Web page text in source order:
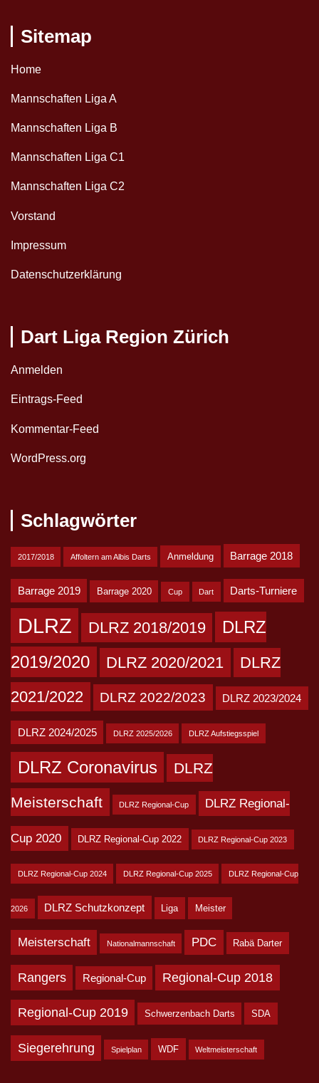
Sitemap
Home
Mannschaften Liga A
Mannschaften Liga B
Mannschaften Liga C1
Mannschaften Liga C2
Vorstand
Impressum
Datenschutzerklärung
Dart Liga Region Zürich
Anmelden
Eintrags-Feed
Kommentar-Feed
WordPress.org
Schlagwörter
2017/2018 Affoltern am Albis Darts Anmeldung Barrage 2018
Barrage 2019 Barrage 2020 Cup Dart Darts-Turniere
DLRZ DLRZ 2018/2019
DLRZ
2019/2020
DLRZ 2020/2021
DLRZ
2021/2022
DLRZ 2022/2023 DLRZ 2023/2024
DLRZ 2024/2025 DLRZ 2025/2026 DLRZ Aufstiegsspiel
DLRZ Coronavirus DLRZ
Meisterschaft DLRZ Regional-Cup DLRZ Regional-
Cup 2020 DLRZ Regional-Cup 2022 DLRZ Regional-Cup 2023
DLRZ Regional-Cup 2024 DLRZ Regional-Cup 2025 DLRZ Regional-Cup
2026 DLRZ Schutzkonzept Liga Meister
Meisterschaft Nationalmannschaft PDC Rabä Darter
Rangers Regional-Cup Regional-Cup 2018
Regional-Cup 2019 Schwerzenbach Darts SDA
Siegerehrung Spielplan WDF Weltmeisterschaft